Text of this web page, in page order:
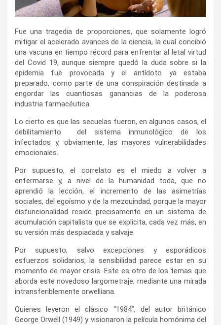
Fue una tragedia de proporciones, que solamente logró
mitigar el acelerado avances de la ciencia, la cual concibió
una vacuna en tiempo récord para enfrentar al letal virtud
del Covid 19, aunque siempre quedó la duda sobre si la
epidemia fue provocada y el antídoto ya estaba
preparado, como parte de una conspiración destinada a
engordar las cuantiosas ganancias de la poderosa
industria farmacéutica.
Lo cierto es que las secuelas fueron, en algunos casos, el
debilitamiento del sistema inmunológico de los
infectados y, obviamente, las mayores vulnerabilidades
emocionales.
Por supuesto, el correlato es el miedo a volver a
enfermarse y, a nivel de la humanidad toda, que no
aprendió la lección, el incremento de las asimetrías
sociales, del egoísmo y de la mezquindad, porque la mayor
disfuncionalidad reside precisamente en un sistema de
acumulación capitalista que se explicita, cada vez más, en
su versión más despiadada y salvaje.
Por supuesto, salvo excepciones y esporádicos
esfuerzos solidarios, la sensibilidad parece estar en su
momento de mayor crisis. Este es otro de los temas que
aborda este novedoso largometraje, mediante una mirada
intransferiblemente orwelliana.
Quienes leyeron el clásico “1984”, del autor británico
George Orwell (1949) y visionaron la película homónima del